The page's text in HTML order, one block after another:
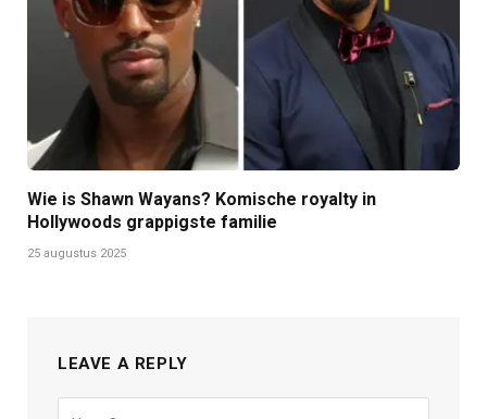
Wie is Shawn Wayans? Komische royalty in
Hollywoods grappigste familie
25 augustus 2025
LEAVE A REPLY